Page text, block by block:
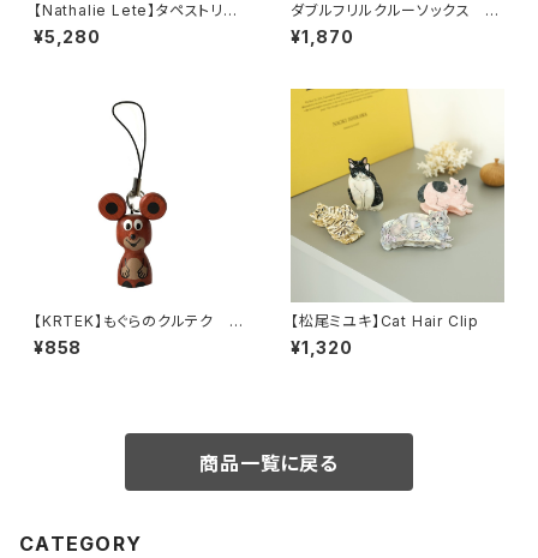
【Nathalie Lete】タペストリー
ラグ
¥5,280
ダブルフリルクルーソックス 2
P
¥1,870
【KRTEK】もぐらのクルテク ウ
ッドキーチェーン ねずみ
¥858
【松尾ミユキ】Cat Hair Clip
¥1,320
商品一覧に戻る
CATEGORY